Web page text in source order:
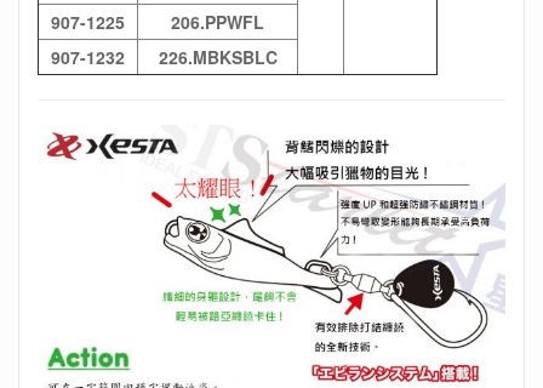
907-1225
206.PPWFL
907-1232
226.MBKSBLC